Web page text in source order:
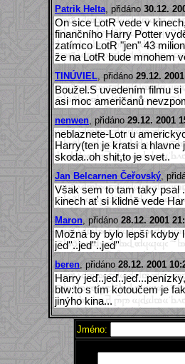
Patrik Helta , přidáno 30.12.
On sice LotR vede v
finančního Harry Potter
zatímco LotR "jen" 43
že na LotR bude mnohem
TINÚVIEL , přidáno 29.12.
Boužel.S uvedením filmu
asi moc američanů
nenwen , přidáno 29.12. 2001
neblaznete-Lotr u
Harry(ten je kratsi a
skoda..oh shit,to je svet..
Jan Belcarnen Čeřovský ,
Však sem to tam taky psal
kinech ať si klidně vede
Maron , přidáno 28.12. 2001
Možná by bylo lepší kdyby
jed''..jed''..jed''
beren , přidáno 28.12. 2001
Harry
btw:to s tím kotoučem je
jinýho kina...
Jméno: